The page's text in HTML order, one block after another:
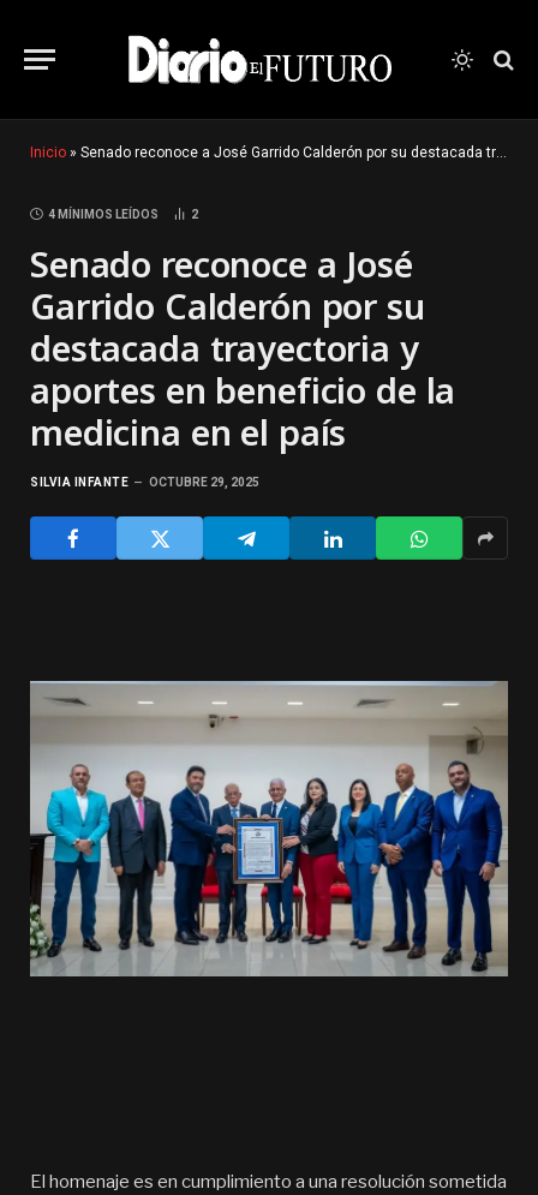
Inicio » Senado reconoce a José Garrido Calderón por su destacada trayectoria y aportes en beneficio de la medicina en el país
4 MÍNIMOS LEÍDOS 2
Senado reconoce a José
Garrido Calderón por su
destacada trayectoria y
aportes en beneficio de la
medicina en el país
SILVIA INFANTE OCTUBRE 29, 2025
El homenaje es en cumplimiento a una resolución sometida